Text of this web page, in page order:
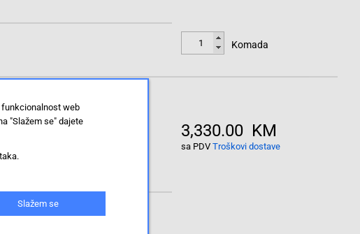
Komada
3,330.00 KM
sa PDV Troškovi dostave
funkcionalnost web
"Slažem se" dajete
Slažem se